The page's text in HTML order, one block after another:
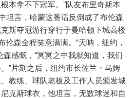
本拿不下冠军。”队友布里奇斯本
坦言，哈蒙这番话反倒成了布伦森
斯夺冠游行穿行于曼哈顿下城高楼
伦森全程笑意满满。“天呐，纽约，
森感慨，“冥冥之中我就知道，我们
”片刻之后，纽约市长佐兰・马姆
教练、球队老板及工作人员颁发城
克斯球衣，他坦言，无数球迷和自